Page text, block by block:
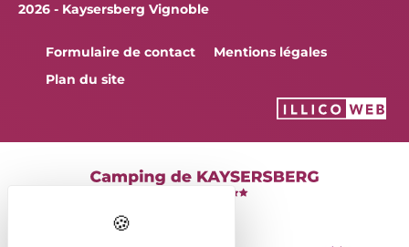
2026 - Kaysersberg Vignoble
Formulaire de contact
Mentions légales
Plan du site